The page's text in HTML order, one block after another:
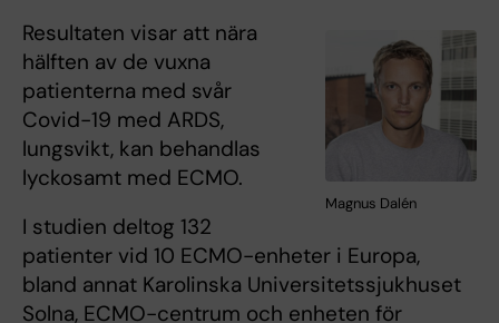
Magnus Dalén
Resultaten visar att nära
hälften av de vuxna
patienterna med svår
Covid-19 med ARDS,
lungsvikt, kan behandlas
lyckosamt med ECMO.
I studien deltog 132
patienter vid 10 ECMO-enheter i Europa,
bland annat Karolinska Universitetssjukhuset
Solna, ECMO-centrum och enheten för